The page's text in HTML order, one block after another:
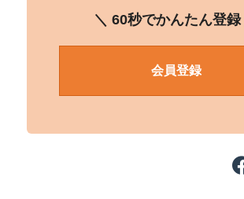
＼ 60秒でかんたん登録
会員登録